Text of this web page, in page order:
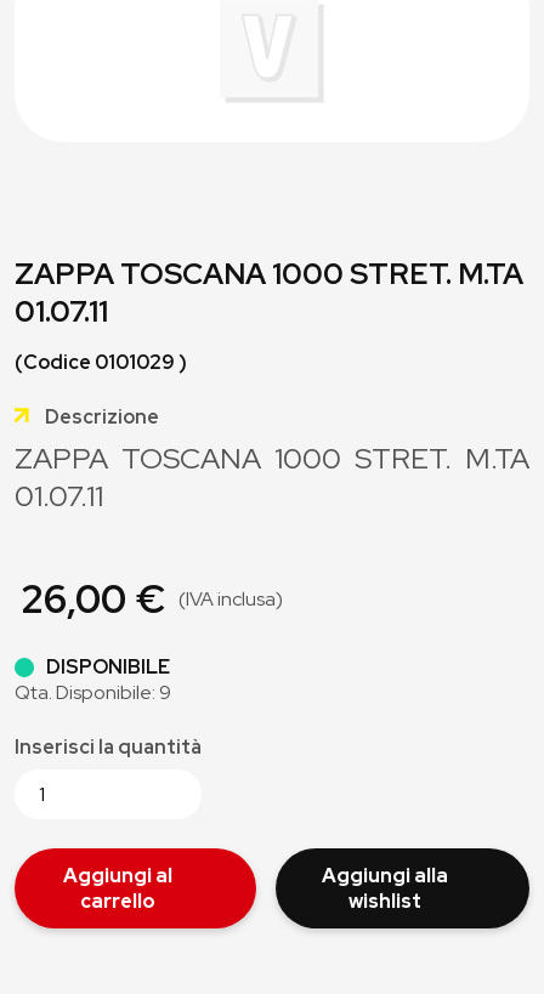
ZAPPA TOSCANA 1000 STRET. M.TA
01.07.11
(Codice 0101029 )
Descrizione
ZAPPA TOSCANA 1000 STRET. M.TA
01.07.11
26,00 € (IVA inclusa)
DISPONIBILE
Qta. Disponibile: 9
Inserisci la quantità
Aggiungi al
carrello
Aggiungi alla
wishlist